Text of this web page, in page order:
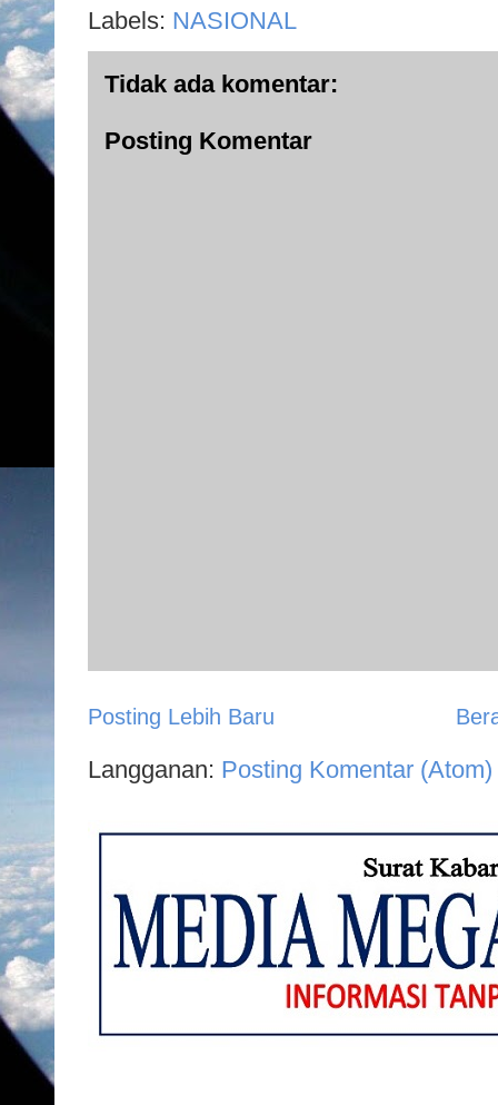
Labels: NASIONAL
Tidak ada komentar:
Posting Komentar
Posting Lebih Baru
Langganan: Posting Komentar (Atom)